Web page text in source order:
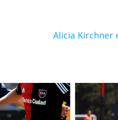
Alicia Kirchner